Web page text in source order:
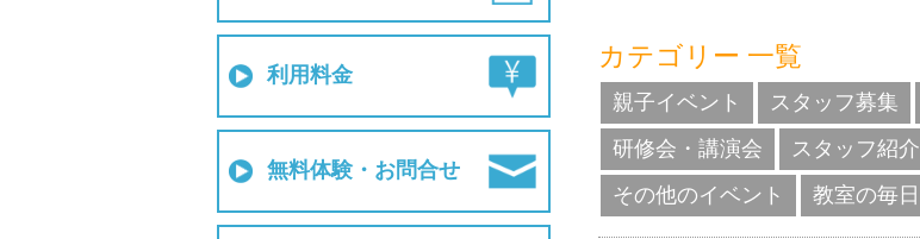
利用料金
無料体験・お問合せ
カテゴリー 一覧
親子イベント スタッフ募集
研修会・講演会
スタッフ紹介
その他のイベント
教室の毎日